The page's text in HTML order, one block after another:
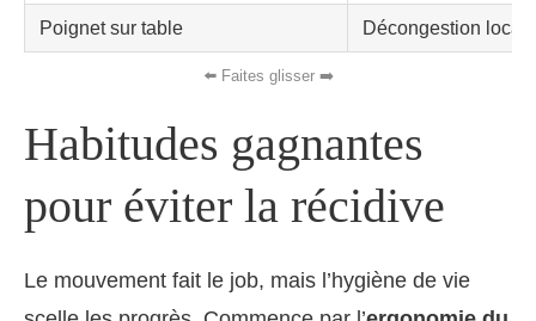
Poignet sur table Décongestion locale
Habitudes gagnantes
pour éviter la récidive
Le mouvement fait le job, mais l’hygiène de vie